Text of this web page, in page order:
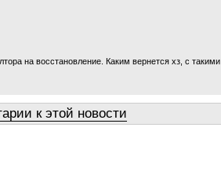
на восстановление. Каким вернется хз, с такими
к этой новости